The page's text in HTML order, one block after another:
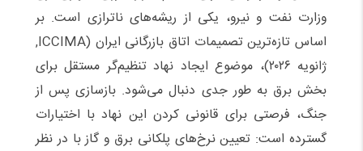
وزارت نفت و نیرو، یکی از ریشه‌های ناترازی است. بر
اساس تازه‌ترین تصمیمات اتاق بازرگانی ایران (ICCIMA,
ژانویه ۲۰۲۶)، موضوع ایجاد نهاد تنظیم‌گر مستقل برای
بخش برق به طور جدی دنبال می‌شود. بازسازی پس از
جنگ، فرصتی برای قانونی کردن این نهاد با اختیارات
گسترده است: تعیین نرخ‌های پلکانی برق و گاز با در نظر